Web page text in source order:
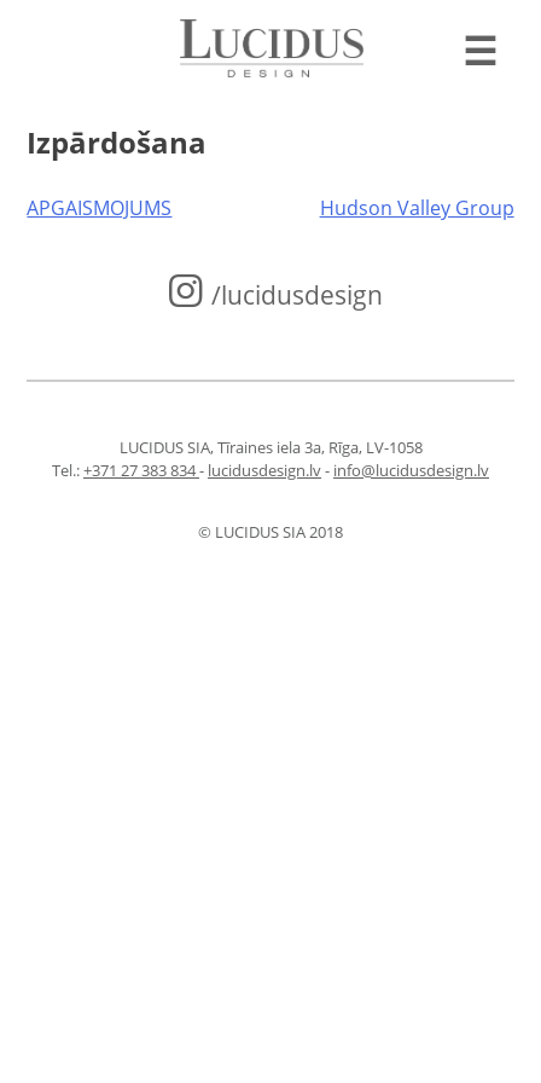
☰
Izpārdošana
Post
APGAISMOJUMS Hudson Valley Group
/lucidusdesign
LUCIDUS SIA, Tīraines iela 3a, Rīga, LV-1058
Tel.:+371 27 383 834- lucidusdesign.lv- info@lucidusdesign.lv
© LUCIDUS SIA 2018